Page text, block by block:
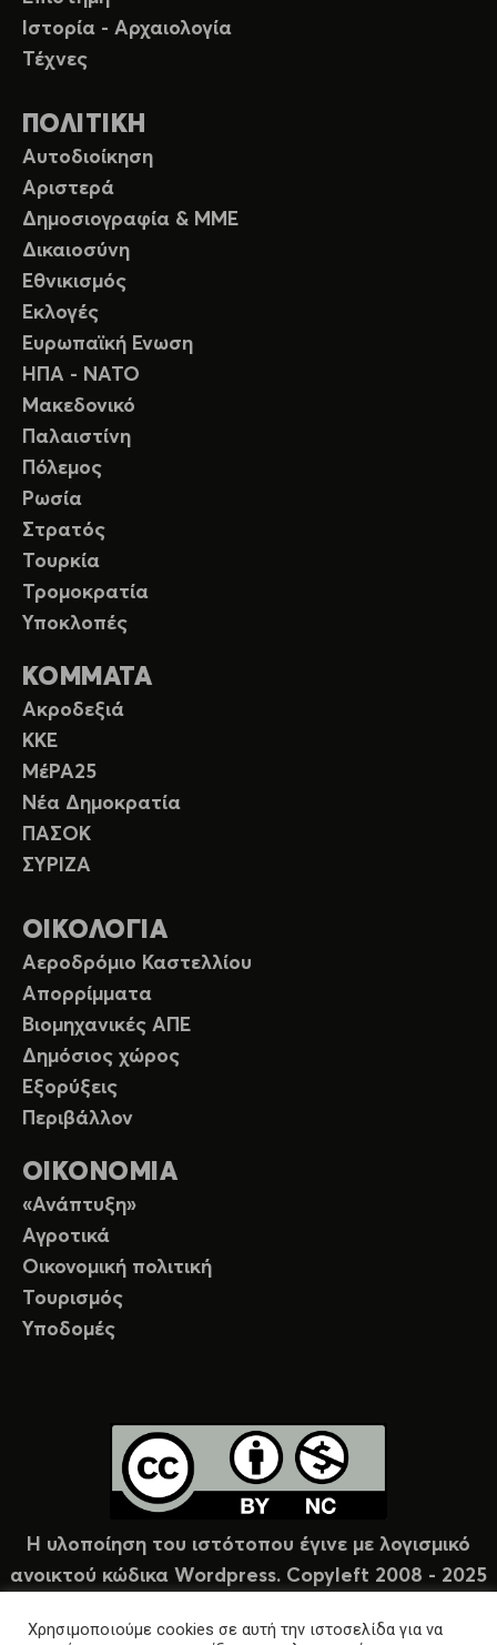
Ιστορία - Αρχαιολογία
Τέχνες
ΠΟΛΙΤΙΚΗ
Αυτοδιοίκηση
Αριστερά
Δημοσιογραφία & ΜΜΕ
Δικαιοσύνη
Εθνικισμός
Εκλογές
Ευρωπαϊκή Ενωση
ΗΠΑ - ΝΑΤΟ
Μακεδονικό
Παλαιστίνη
Πόλεμος
Ρωσία
Στρατός
Τουρκία
Τρομοκρατία
Υποκλοπές
ΚΟΜΜΑΤΑ
Ακροδεξιά
ΚΚΕ
ΜέΡΑ25
Νέα Δημοκρατία
ΠΑΣΟΚ
ΣΥΡΙΖΑ
ΟΙΚΟΛΟΓΙΑ
Αεροδρόμιο Καστελλίου
Απορρίμματα
Βιομηχανικές ΑΠΕ
Δημόσιος χώρος
Εξορύξεις
Περιβάλλον
ΟΙΚΟΝΟΜΙΑ
«Ανάπτυξη»
Αγροτικά
Οικονομική πολιτική
Τουρισμός
Υποδομές
Η υλοποίηση του ιστότοπου έγινε με λογισμικό
ανοικτού κώδικα Wordpress. Copyleft 2008 - 2025
Χρησιμοποιούμε cookies σε αυτή την ιστοσελίδα για να